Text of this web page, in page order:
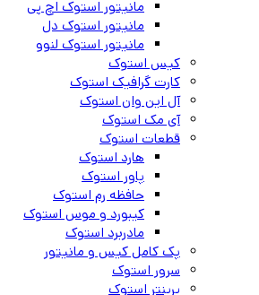
مانیتور استوک اچ پی
مانیتور استوک دل
مانیتور استوک لنوو
کیس استوک
کارت گرافیک استوک
آل این وان استوک
آی مک استوک
قطعات استوک
هارد استوک
پاور استوک
حافظه رم استوک
کیبورد و موس استوک
مادربرد استوک
پک کامل کیس و مانیتور
سرور استوک
پرینتر استوک